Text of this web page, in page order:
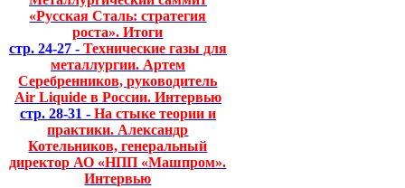
«Русская Сталь: стратегия
роста». Итоги
стр. 24-27 - Технические газы для
металлургии. Артем
Серебренников, руководитель
Air Liquide в России. Интервью
стр. 28-31 - На стыке теории и
практики. Александр
Котельников, генеральный
директор АО «НПП «Машпром».
Интервью